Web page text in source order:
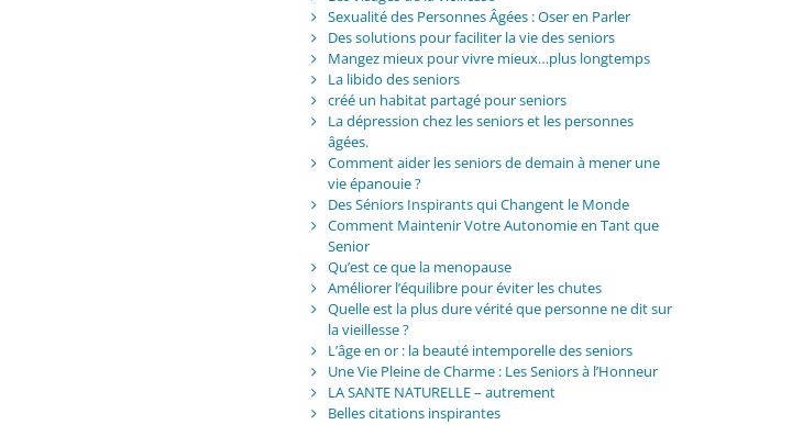
Sexualité des Personnes Âgées : Oser en Parler
Des solutions pour faciliter la vie des seniors
Mangez mieux pour vivre mieux…plus longtemps
La libido des seniors
créé un habitat partagé pour seniors
La dépression chez les seniors et les personnes
âgées.
Comment aider les seniors de demain à mener une
vie épanouie ?
Des Séniors Inspirants qui Changent le Monde
Comment Maintenir Votre Autonomie en Tant que
Senior
Qu’est ce que la menopause
Améliorer l’équilibre pour éviter les chutes
Quelle est la plus dure vérité que personne ne dit sur
la vieillesse ?
L’âge en or : la beauté intemporelle des seniors
Une Vie Pleine de Charme : Les Seniors à l’Honneur
LA SANTE NATURELLE – autrement
Belles citations inspirantes